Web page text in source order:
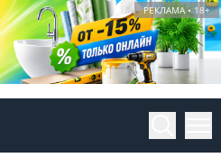
РЕКЛАМА • 18+